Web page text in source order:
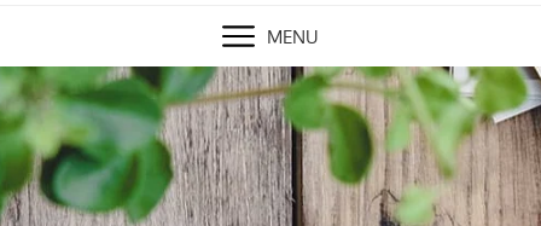
MENU